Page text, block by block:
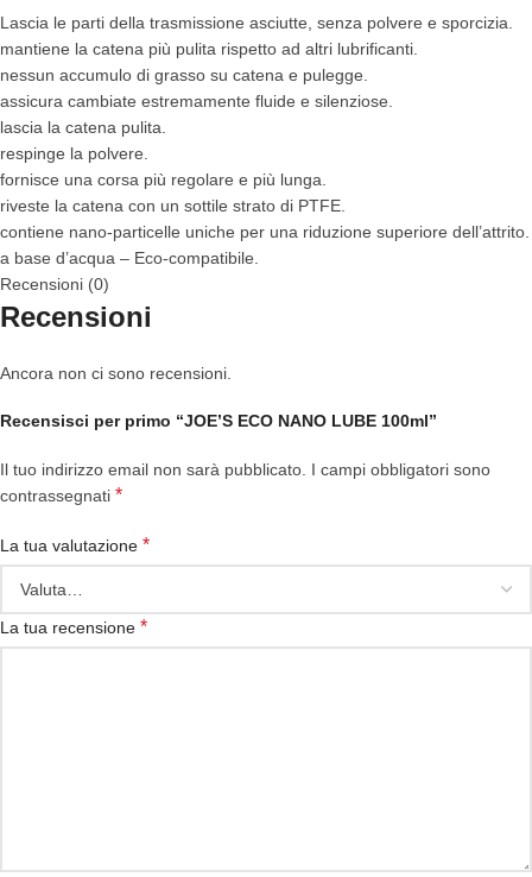
Lascia le parti della trasmissione asciutte, senza polvere e sporcizia.
mantiene la catena più pulita rispetto ad altri lubrificanti.
nessun accumulo di grasso su catena e pulegge.
assicura cambiate estremamente fluide e silenziose.
lascia la catena pulita.
respinge la polvere.
fornisce una corsa più regolare e più lunga.
riveste la catena con un sottile strato di PTFE.
contiene nano-particelle uniche per una riduzione superiore dell’attrito.
a base d’acqua – Eco-compatibile.
Recensioni (0)
Recensioni
Ancora non ci sono recensioni.
Recensisci per primo “JOE’S ECO NANO LUBE 100ml”
Il tuo indirizzo email non sarà pubblicato. I campi obbligatori sono
contrassegnati *
La tua valutazione *
La tua recensione *